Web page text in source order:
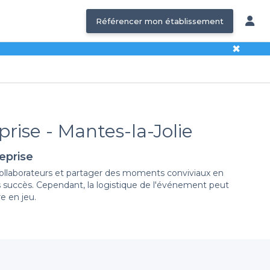
Référencer mon établissement
✖
- Mantes-la-Jolie
et partager des moments conviviaux en
Cependant, la logistique de l'événement peut
en jeu.
répondra à vos attentes. Grâce à notre plateforme,